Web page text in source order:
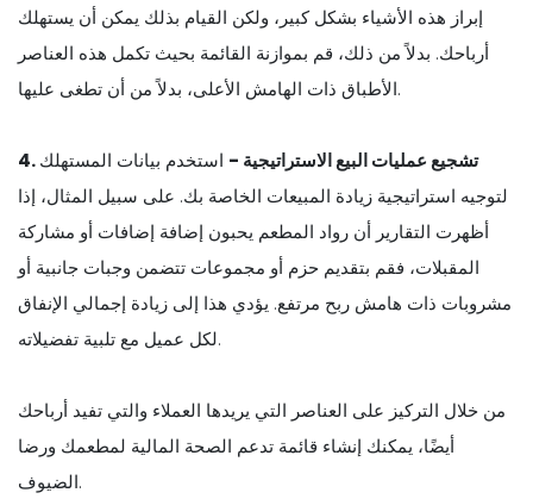
إبراز هذه الأشياء بشكل كبير، ولكن القيام بذلك يمكن أن يستهلك
أرباحك. بدلاً من ذلك، قم بموازنة القائمة بحيث تكمل هذه العناصر
الأطباق ذات الهامش الأعلى، بدلاً من أن تطغى عليها.
4. تشجيع عمليات البيع الاستراتيجية - استخدم بيانات المستهلك
لتوجيه استراتيجية زيادة المبيعات الخاصة بك. على سبيل المثال، إذا
أظهرت التقارير أن رواد المطعم يحبون إضافة إضافات أو مشاركة
المقبلات، فقم بتقديم حزم أو مجموعات تتضمن وجبات جانبية أو
مشروبات ذات هامش ربح مرتفع. يؤدي هذا إلى زيادة إجمالي الإنفاق
لكل عميل مع تلبية تفضيلاته.
من خلال التركيز على العناصر التي يريدها العملاء والتي تفيد أرباحك
أيضًا، يمكنك إنشاء قائمة تدعم الصحة المالية لمطعمك ورضا
الضيوف.